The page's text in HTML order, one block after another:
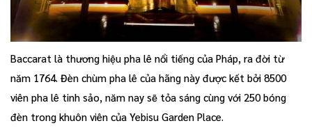
Baccarat là thương hiệu pha lê nổi tiếng của Pháp, ra đời từ
năm 1764. Đèn chùm pha lê của hãng này được kết bởi 8500
viên pha lê tinh sảo, năm nay sẽ tỏa sáng cùng với 250 bóng
đèn trong khuôn viên của Yebisu Garden Place.